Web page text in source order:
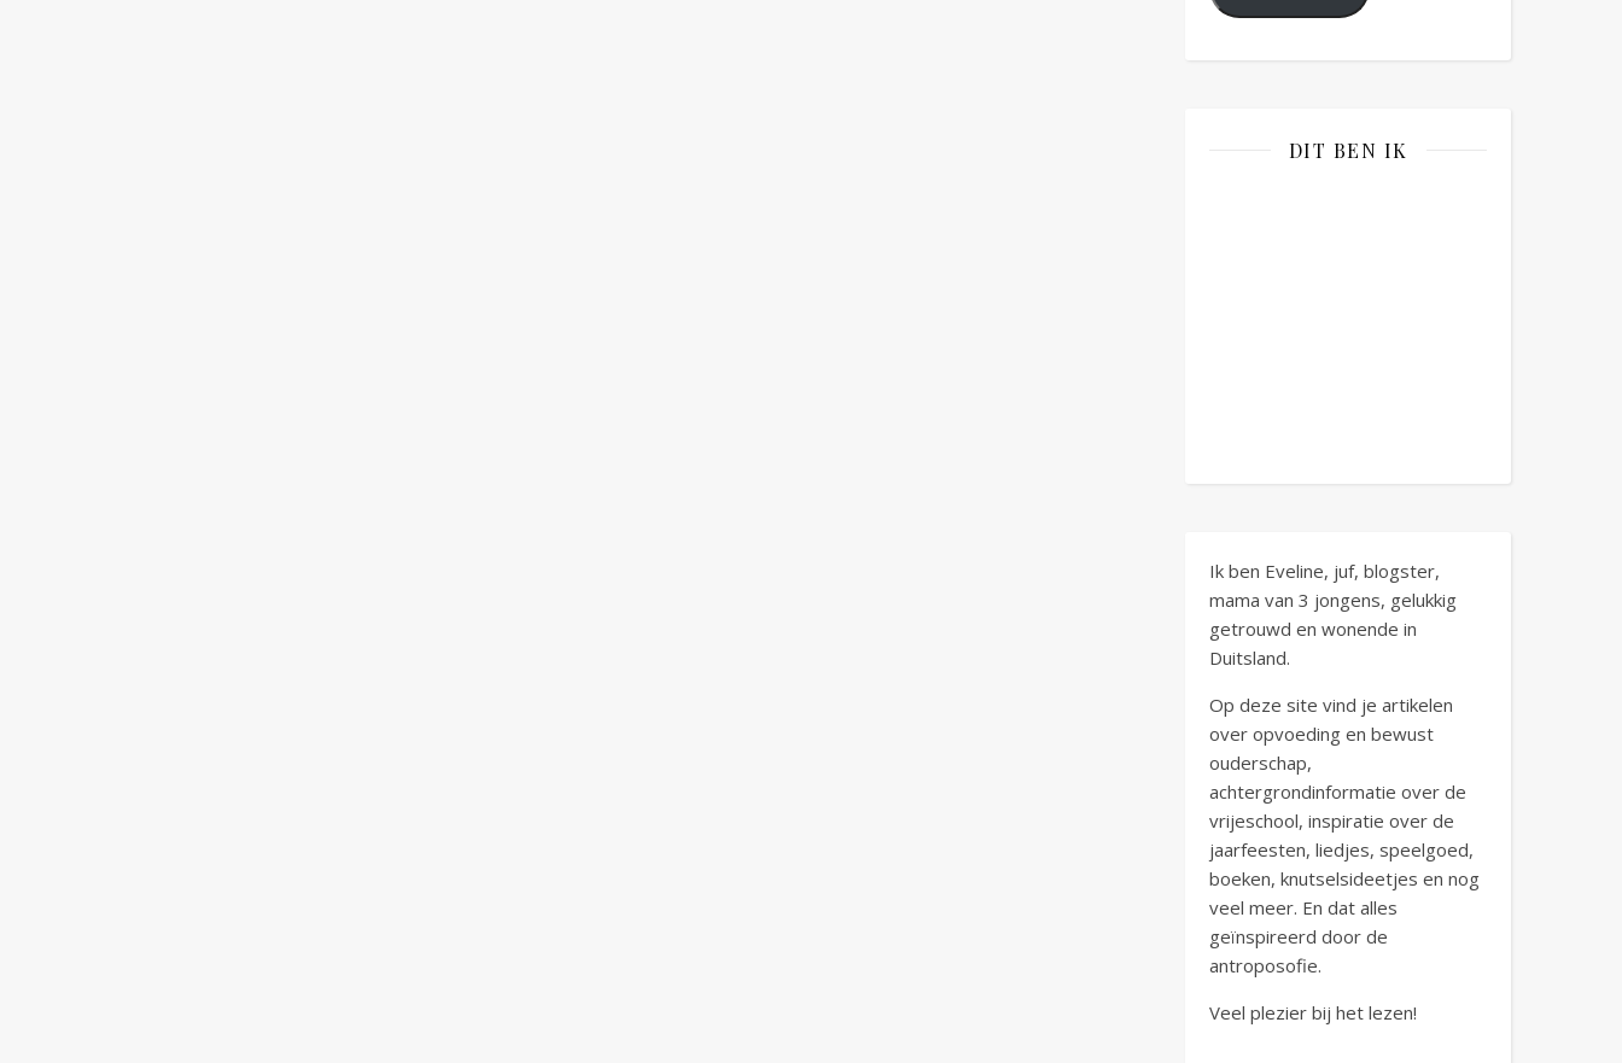
DIT BEN IK
Ik ben Eveline, juf, blogster,
mama van 3 jongens, gelukkig
getrouwd en wonende in
Duitsland.
Op deze site vind je artikelen
over opvoeding en bewust
ouderschap,
achtergrondinformatie over de
vrijeschool, inspiratie over de
jaarfeesten, liedjes, speelgoed,
boeken, knutselsideetjes en nog
veel meer. En dat alles
geïnspireerd door de
antroposofie.
Veel plezier bij het lezen!